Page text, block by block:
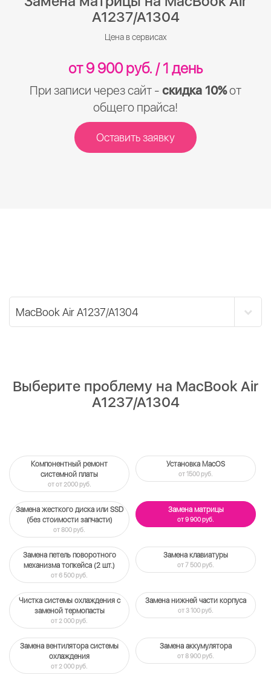
A1237/A1304
Цена в сервисах
от 9 900 руб. / 1 день
При записи через сайт - скидка 10%от
общего прайса!
Оставить заявку
Выберите проблему на MacBook Air
A1237/A1304
Компонентный ремонт
системной платы
от от 2000 руб.
Установка MacOS
от 1500 руб.
Замена жесткого диска или SSD
(без стоимости запчасти)
от 800 руб.
Замена матрицы
от 9 900 руб.
Замена петель поворотного
механизма топкейса (2 шт.)
от 6 500 руб.
Замена клавиатуры
от 7 500 руб.
Чистка системы охлаждения c
заменой термопасты
от 2 000 руб.
Замена нижней части корпуса
от 3 100 руб.
Замена вентилятора системы
охлаждения
от 2 000 руб.
Замена аккумулятора
от 8 900 руб.